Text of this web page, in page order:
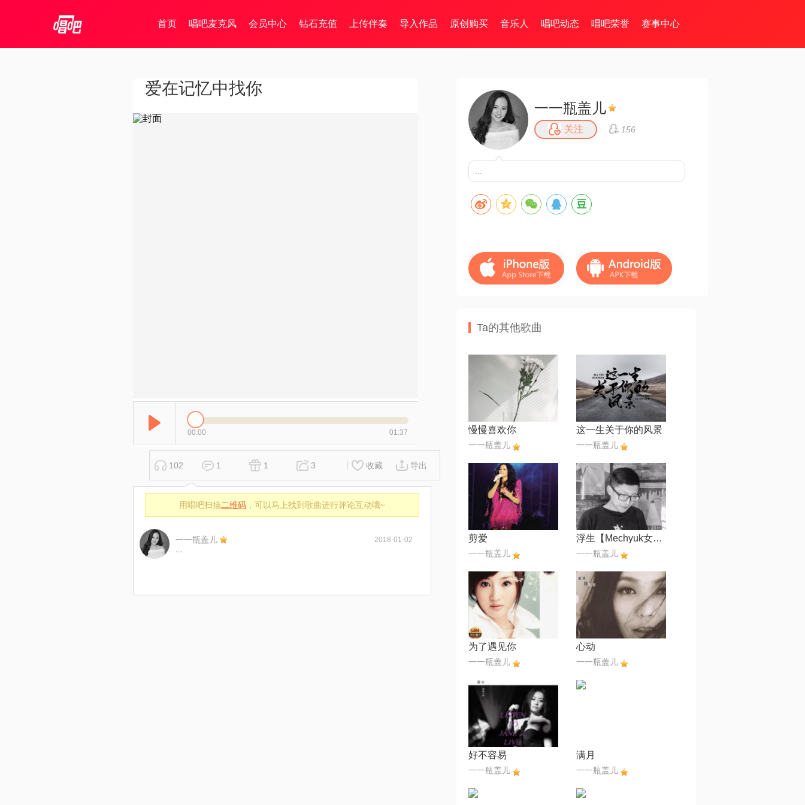
首页 唱吧麦克风 会员中心 钻石充值 上传伴奏 导入作品 原创购买 音乐人 唱吧动态 唱吧荣誉 赛事中心
爱在记忆中找你
00:00 01:37
102 1 1 3 收藏 导出
用唱吧扫描二维码 ，可以马上找到歌曲进行评论互动哦~
一一瓶盖儿 2018-01-02
一一瓶盖儿
关注 156
Ta的其他歌曲
慢慢喜欢你
一一瓶盖儿
这一生关于你的风景
一一瓶盖儿
剪爱
一一瓶盖儿
浮生【Mechyuk女声受宠版】
一一瓶盖儿
为了遇见你
一一瓶盖儿
心动
一一瓶盖儿
好不容易
一一瓶盖儿
满月
一一瓶盖儿